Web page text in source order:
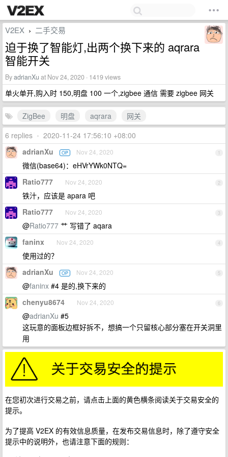
V2EX › 二手交易
迫于换了智能灯,出两个换下来的 aqrara
智能开关
ByadrianXu at Nov 24, 2020 · 1419 views
单火单开,购入时 150,明盘 100 一个,zigbee 通信 需要 zigbee 网关
ZigBee 明盘 aqrara
网关
6 replies • 2020-11-24 17:56:10 +08:00
1
adrianXu OP Nov 24, 2020
微信(base64)：eHVrYWk0NTQ=
2
Ratio777 Nov 24, 2020
铁汁，应该是 apara 吧
3
Ratio777 Nov 24, 2020
@Ratio777 艹 写错了 aqara
4
faninx Nov 24, 2020
使用过的？
5
adrianXu OP Nov 24, 2020
@faninx #4 是的,换下来的
6
chenyu8674 Nov 24, 2020
@adrianXu #5
这玩意的面板边框好拆不，想搞一个只留核心部分塞在开关洞里
用
在您初次进行交易之前，请点击上面的黄色横条阅读关于交易安全的
提示。
为了提高 V2EX 的有效信息质量，在发布交易信息时，除了遵守安全
提示中的说明外，也请注意下面的规则：